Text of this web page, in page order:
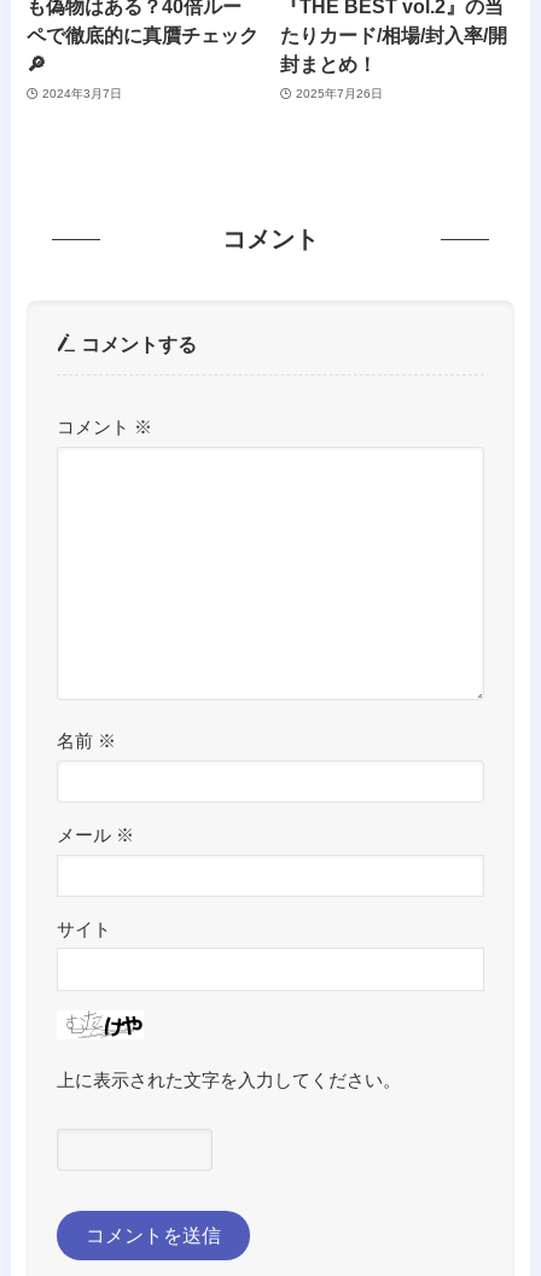
も偽物はある？40倍ルー
ペで徹底的に真贋チェック
🔎
2024年3月7日
『THE BEST vol.2』の当
たりカード/相場/封入率/開
封まとめ！
2025年7月26日
コメント
コメントする
コメント ※
名前 ※
メール ※
サイト
上に表示された文字を入力してください。